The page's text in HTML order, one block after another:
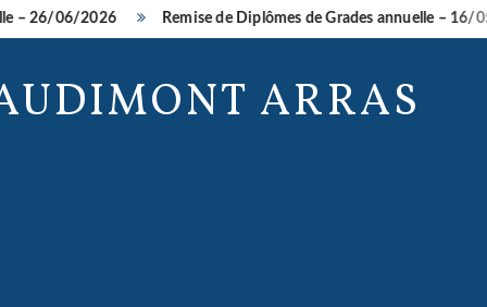
26/06/2026 Remise de Diplômes de Grades annuelle – 16/05/
ARRAS